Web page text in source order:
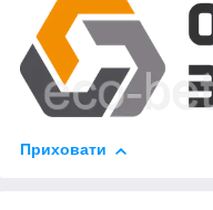
Приховати